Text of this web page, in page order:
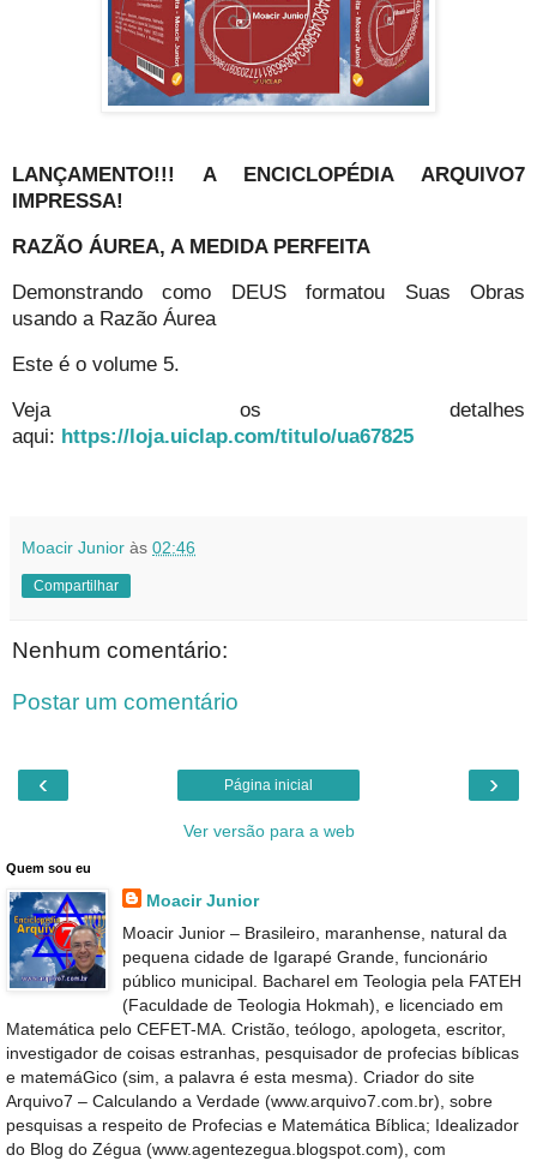
LANÇAMENTO!!! A ENCICLOPÉDIA ARQUIVO7
IMPRESSA!
RAZÃO ÁUREA, A MEDIDA PERFEITA
Demonstrando como DEUS formatou Suas Obras
usando a Razão Áurea
Este é o volume 5.
Veja os detalhes
aqui: https://loja.uiclap.com/titulo/ua67825
Moacir Junior às 02:46
Compartilhar
Nenhum comentário:
Postar um comentário
‹ ›
Página inicial
Ver versão para a web
Quem sou eu
Moacir Junior
Moacir Junior – Brasileiro, maranhense, natural da
pequena cidade de Igarapé Grande, funcionário
público municipal. Bacharel em Teologia pela FATEH
(Faculdade de Teologia Hokmah), e licenciado em
Matemática pelo CEFET-MA. Cristão, teólogo, apologeta, escritor,
investigador de coisas estranhas, pesquisador de profecias bíblicas
e matemáGico (sim, a palavra é esta mesma). Criador do site
Arquivo7 – Calculando a Verdade (www.arquivo7.com.br), sobre
pesquisas a respeito de Profecias e Matemática Bíblica; Idealizador
do Blog do Zégua (www.agentezegua.blogspot.com), com